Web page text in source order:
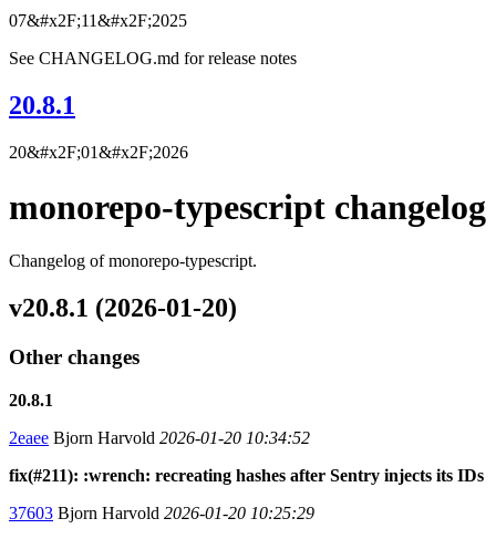
07&#x2F;11&#x2F;2025
See CHANGELOG.md for release notes
20.8.1
20&#x2F;01&#x2F;2026
monorepo-typescript changelog
Changelog of monorepo-typescript.
v20.8.1 (2026-01-20)
Other changes
20.8.1
2eaee Bjorn Harvold 2026-01-20 10:34:52
fix(#211): :wrench: recreating hashes after Sentry injects its IDs
37603 Bjorn Harvold 2026-01-20 10:25:29